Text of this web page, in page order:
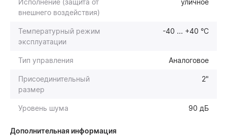
внешнего воздействия)
Температурный режим
эксплуатации
-40 ... +40 °С
Тип управления Аналоговое
Присоединительный
размер
2"
Уровень шума 90 дБ
Дополнительная информация